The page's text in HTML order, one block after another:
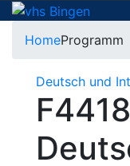
HomeProgramm
Deutsch und